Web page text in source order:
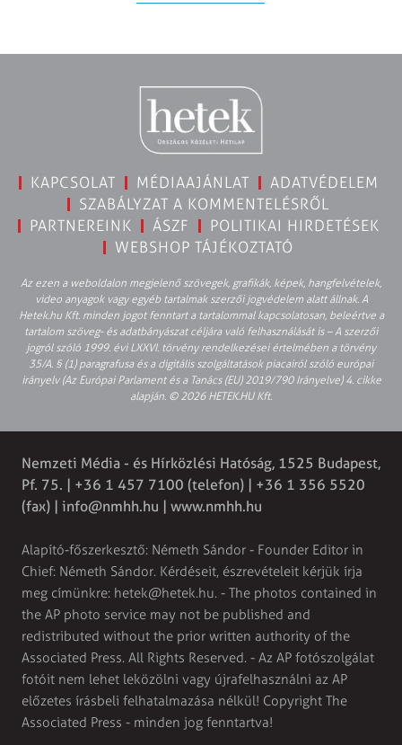
KAPCSOLAT MÉDIAAJÁNLAT
ADATVÉDELEM
SZABÁLYZAT A KOMMENTELÉSRŐL
PARTNEREINK
ÁSZF
POLITIKAI HIRDETÉSEK
WEBSHOP TÁJÉKOZTATÓ
Az ezen a weboldalon megjelenő szövegek, grafikák, képek, hangfelvételek,
video anyagok vagy egyéb tartalmak szerzői jogvédelem alatt állnak. A
Hetek.hu Kft. minden jogot fenntart a tartalommal kapcsolatosan, beleértve a
tartalom szöveg- és adatbányászat céljára való felhasználását is – A szerzői
jogról szóló 1999. évi LXXVI. törvény rendelkezései értelmében a törvény
35/A. § (1) paragrafusa és a digitális szolgáltatások piacairól szóló európai
irányelv (Az Európai Parlament és a Tanács (EU) 2019/790 Irányelve) 4. cikke
alapján. © 2026 HETEK.HU Kft.
Nemzeti Média - és Hírközlési Hatóság, 1525 Budapest,
Pf. 75. | +36 1 457 7100 (telefon) | +36 1 356 5520
(fax) | info@nmhh.hu | www.nmhh.hu
Alapító-főszerkesztő: Németh Sándor - Founder Editor in
Chief: Németh Sándor. Kérdéseit, észrevételeit kérjük írja
meg címünkre: hetek@hetek.hu. - The photos contained in
the AP photo service may not be published and
redistributed without the prior written authority of the
Associated Press. All Rights Reserved. - Az AP fotószolgálat
fotóit nem lehet leközölni vagy újrafelhasználni az AP
előzetes írásbeli felhatalmazása nélkül! Copyright The
Associated Press - minden jog fenntartva!